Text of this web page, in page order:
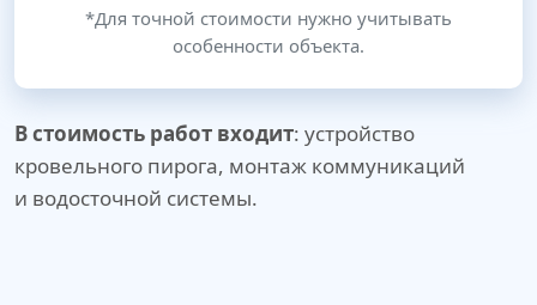
*Для точной стоимости нужно учитывать
особенности объекта.
В стоимость работ входит: устройство
кровельного пирога, монтаж коммуникаций
и водосточной системы.